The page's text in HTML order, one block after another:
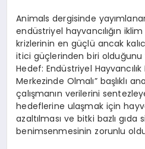
Animals dergisinde
endüstriyel hayvancılığın
krizlerinin en güçlü ancak
itici güçlerinden biri olduğunu
Hedef: Endüstriyel
Merkezinde Olmalı” başlıklı
çalışmanın verilerini
hedeflerine ulaşmak için
azaltılması ve bitki bazlı gıda
benimsenmesinin zorunlu